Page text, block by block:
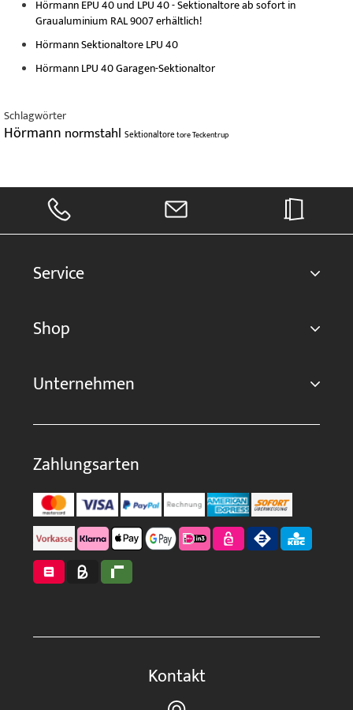
Hörmann EPU 40 und LPU 40 - Sektionaltore ab sofort in
Graualuminium RAL 9007 erhältlich!
Hörmann Sektionaltore LPU 40
Hörmann LPU 40 Garagen-Sektionaltor
Schlagwörter
Hörmann normstahl SektionaltoretoreTeckentrup
Service
Shop
Unternehmen
Zahlungsarten
Kontakt